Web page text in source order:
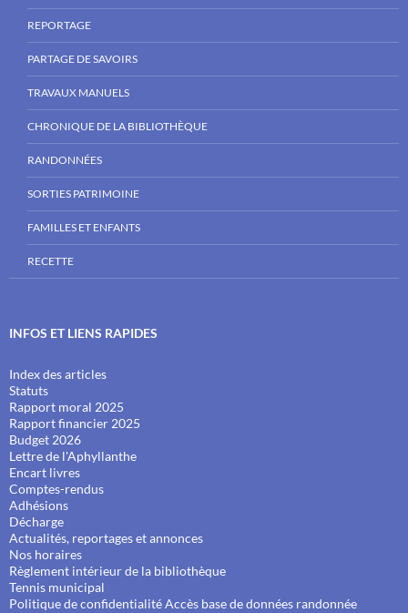
REPORTAGE
PARTAGE DE SAVOIRS
TRAVAUX MANUELS
CHRONIQUE DE LA BIBLIOTHÈQUE
RANDONNÉES
SORTIES PATRIMOINE
FAMILLES ET ENFANTS
RECETTE
INFOS ET LIENS RAPIDES
Index des articles
Statuts
Rapport moral 2025
Rapport financier 2025
Budget 2026
Lettre de l'Aphyllanthe
Encart livres
Comptes-rendus
Adhésions
Décharge
Actualités, reportages et annonces
Nos horaires
Règlement intérieur de la bibliothèque
Tennis municipal
Politique de confidentialitéAccès base de données randonnée